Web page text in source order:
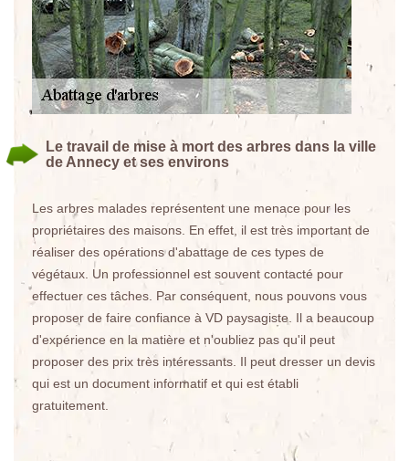
Le travail de mise à mort des arbres dans la ville
de Annecy et ses environs
Les arbres malades représentent une menace pour les
propriétaires des maisons. En effet, il est très important de
réaliser des opérations d'abattage de ces types de
végétaux. Un professionnel est souvent contacté pour
effectuer ces tâches. Par conséquent, nous pouvons vous
proposer de faire confiance à VD paysagiste. Il a beaucoup
d'expérience en la matière et n'oubliez pas qu'il peut
proposer des prix très intéressants. Il peut dresser un devis
qui est un document informatif et qui est établi
gratuitement.